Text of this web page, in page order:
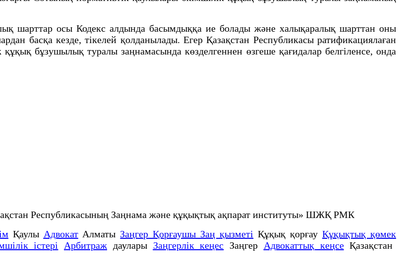
шарттар осы Кодекс алдында басымдыққа ие болады және халықаралық шарттан оны
басқа кезде, тiкелей қолданылады. Егер Қазақстан Республикасы ратификациялаған
бұзушылық туралы заңнамасында көзделгеннен өзгеше қағидалар белгiленсе, онда
Республикасының Заңнама және құқықтық ақпарат институты» ШЖҚ РМК
Қаулы АдвокатАлматы Заңгер Қорғаушы Заң қызметі Құқық қорғауҚұқықтық қөмек
істері Арбитраж даулары Заңгерлік кеңес Заңгер Адвокаттық кеңсеҚазақстан